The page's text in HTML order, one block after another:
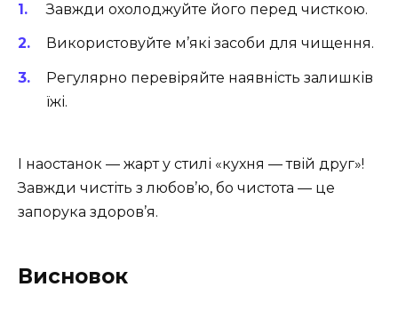
Завжди охолоджуйте його перед чисткою.
Використовуйте м’які засоби для чищення.
Регулярно перевіряйте наявність залишків
їжі.
І наостанок — жарт у стилі «кухня — твій друг»!
Завжди чистіть з любов’ю, бо чистота — це
запорука здоров’я.
Висновок